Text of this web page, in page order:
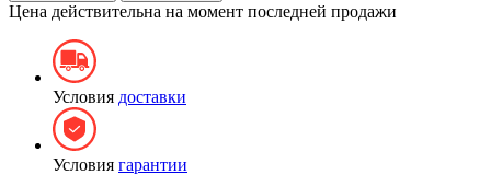
Цена действительна на момент последней продажи
Условия доставки
Условия гарантии